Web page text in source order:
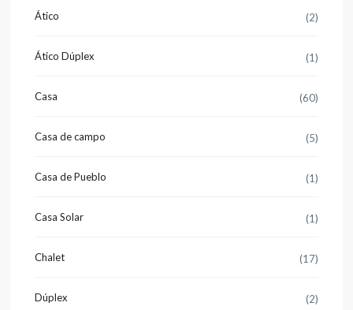
Ático (2)
Ático Dúplex (1)
Casa (60)
Casa de campo (5)
Casa de Pueblo (1)
Casa Solar (1)
Chalet (17)
Dúplex (2)